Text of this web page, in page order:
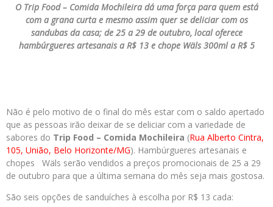
O Trip Food – Comida Mochileira dá uma força para quem está
com a grana curta e mesmo assim quer se deliciar com os
sandubas da casa; de 25 a 29 de outubro, local oferece
hambúrgueres artesanais a R$ 13 e chope Wäls 300ml a R$ 5
Não é pelo motivo de o final do mês estar com o saldo apertado
que as pessoas irão deixar de se deliciar com a variedade de
sabores do Trip Food – Comida Mochileira (Rua Alberto Cintra,
105, União, Belo Horizonte/MG). Hambúrgueres artesanais e
chopes Wäls serão vendidos a preços promocionais de 25 a 29
de outubro para que a última semana do mês seja mais gostosa.
São seis opções de sanduíches à escolha por R$ 13 cada: